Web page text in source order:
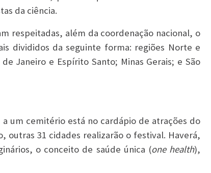
da ciência.
respeitadas, além da coordenação nacional, o
divididos da seguinte forma: regiões Norte e
Janeiro e Espírito Santo; Minas Gerais; e São
um cemitério está no cardápio de atrações do
outras 31 cidades realizarão o festival. Haverá,
o conceito de saúde única (one health),